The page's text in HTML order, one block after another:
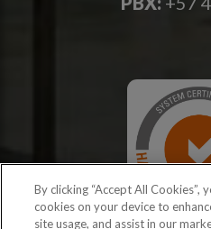
By clicking “Accept All Cookies”,
cookies on your device to
site usage, and assist in our